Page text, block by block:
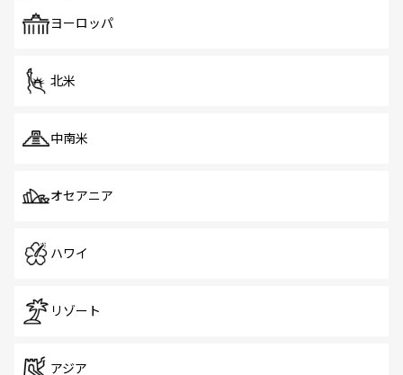
ヨーロッパ
北米
中南米
オセアニア
ハワイ
リゾート
アジア